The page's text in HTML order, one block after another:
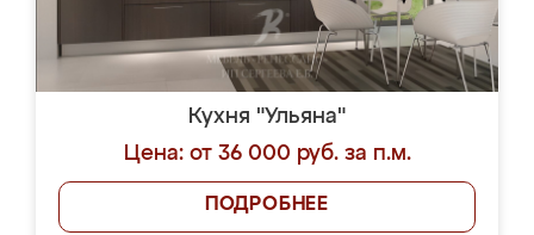
Кухня "Ульяна"
Цена: от 36 000 руб. за п.м.
ПОДРОБНЕЕ